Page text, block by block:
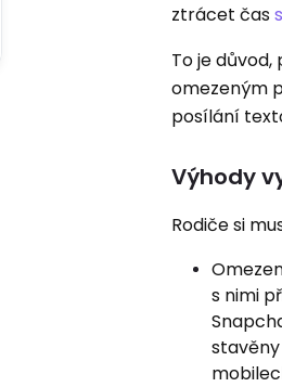
ztrácet čas
To je
omezeným
posílání
Výhody
Rodiče si
s nimi